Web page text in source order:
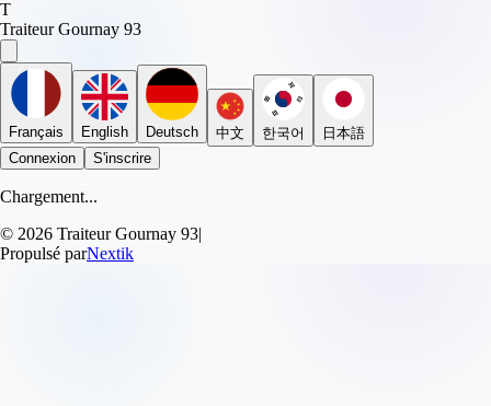
T
Traiteur Gournay 93
Français English Deutsch 中文 한국어
日本語
Connexion
S'inscrire
Chargement...
© 2026 Traiteur Gournay 93|
Propulsé parNextik